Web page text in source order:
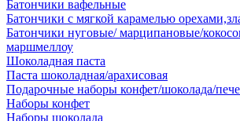
Батончики вафельные
Батончики с мягкой карамелью
Батончики нуговые/ марципановые/
маршмеллоу
Шоколадная паста
Паста шоколадная/арахисовая
Подарочные наборы конфет/шоколада/
Наборы конфет
Наборы шоколада